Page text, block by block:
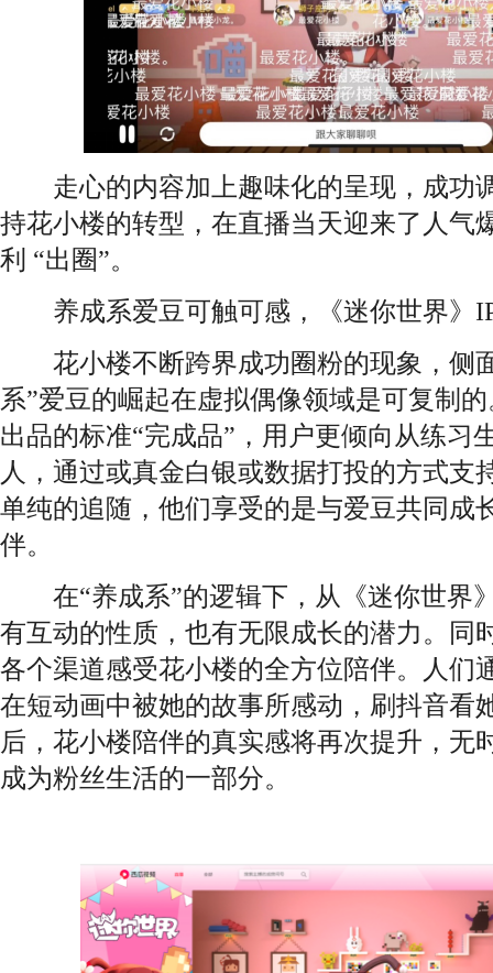
走心的内容加上趣味化的呈现，成功
持花小楼的转型，在直播当天迎来了人气
利 “出圈”。
养成系爱豆可触可感，《迷你世界》
花小楼不断跨界成功圈粉的现象，侧
系”爱豆的崛起在虚拟偶像领域是可复制
出品的标准“完成品”，用户更倾向从练习
人，通过或真金白银或数据打投的方式支
单纯的追随，他们享受的是与爱豆共同成
伴。
在“养成系”的逻辑下，从《迷你世界
有互动的性质，也有无限成长的潜力。同
各个渠道感受花小楼的全方位陪伴。人们
在短动画中被她的故事所感动，刷抖音看
后，花小楼陪伴的真实感将再次提升，无
成为粉丝生活的一部分。